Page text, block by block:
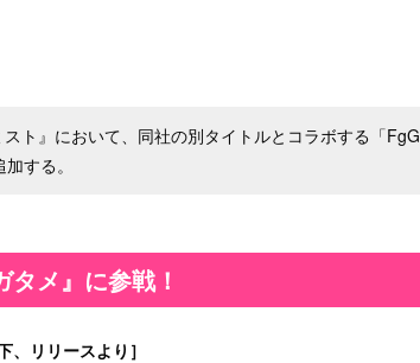
ト』において、同社の別タイトルとコラボする「FgG
する。
タメ』に参戦！
、リリースより］